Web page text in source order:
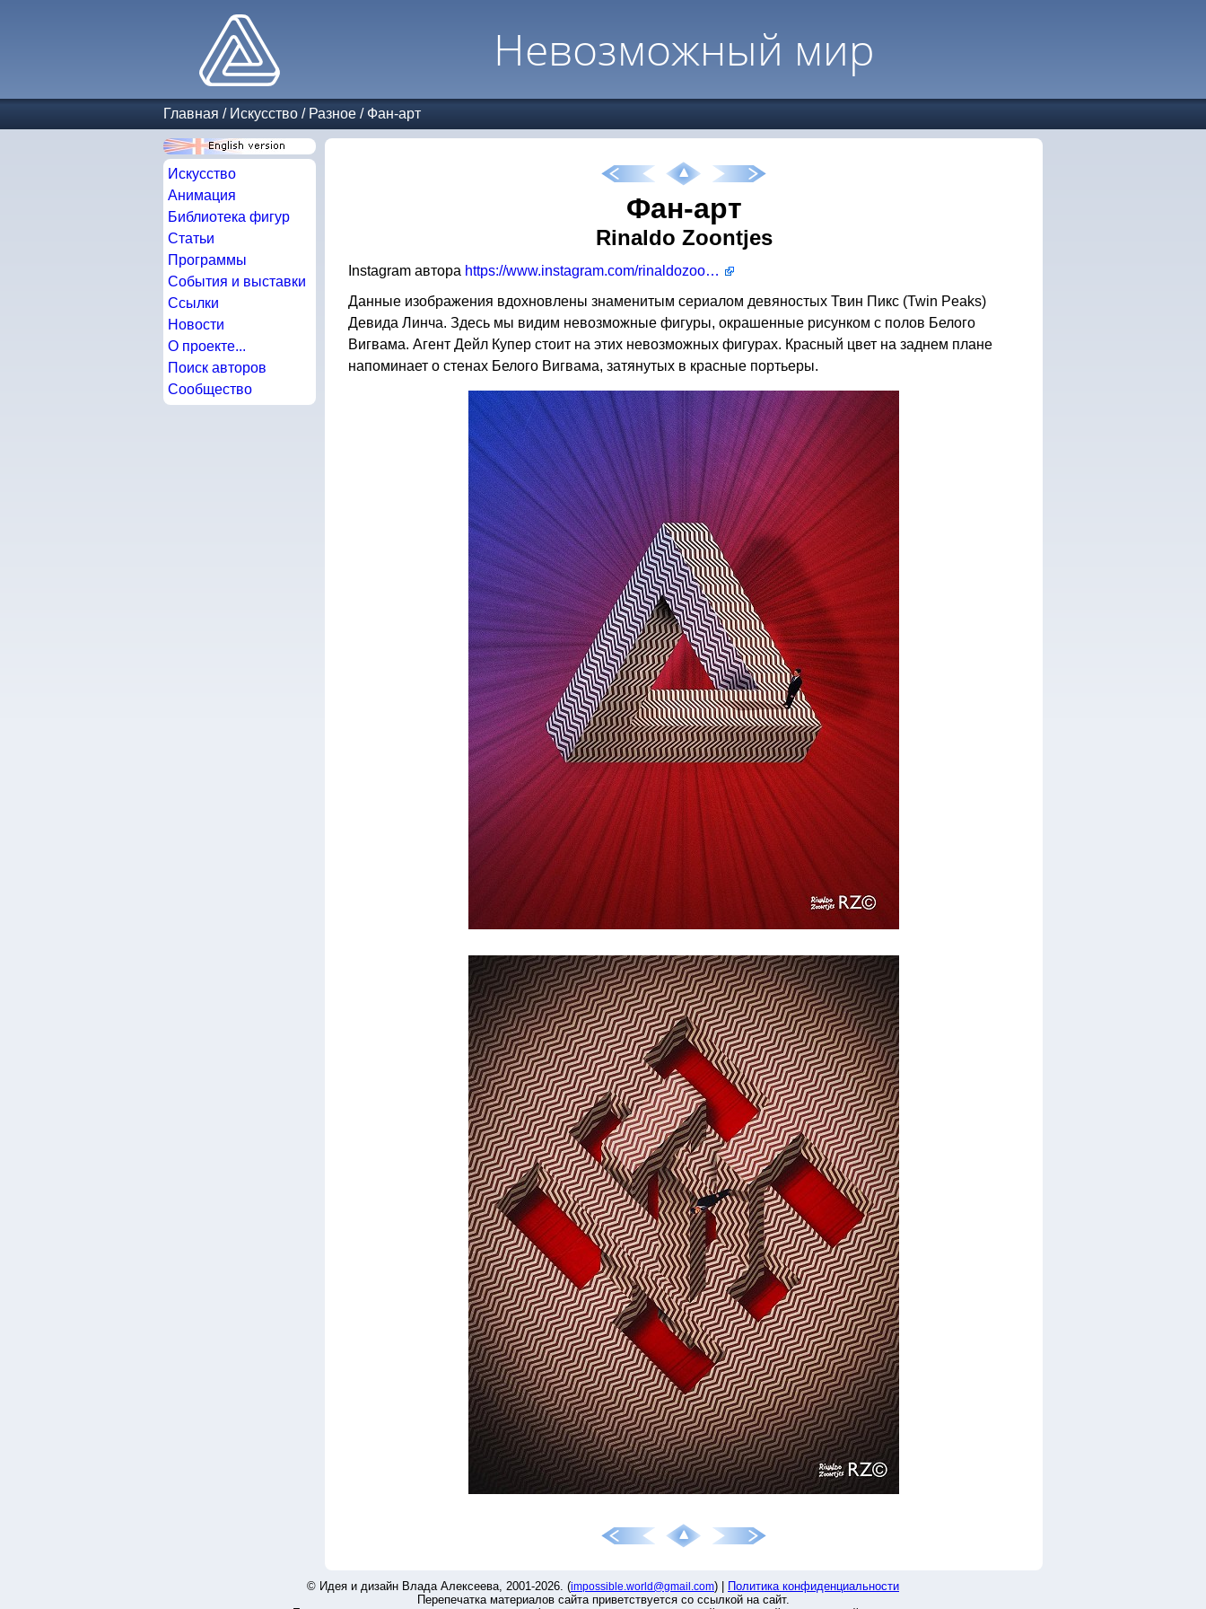
Невозможный мир
Главная / Искусство / Разное / Фан-арт
Искусство
Анимация
Библиотека фигур
Статьи
Программы
События и выставки
Ссылки
Новости
О проекте...
Поиск авторов
Сообщество
Фан-арт
Rinaldo Zoontjes
Instagram автора
https://www.instagram.com/rinaldozoontjes/
Данные изображения вдохновлены знаменитым сериалом девяностых Твин Пикс (Twin Peaks)
Девида Линча. Здесь мы видим невозможные фигуры, окрашенные рисунком с полов Белого
Вигвама. Агент Дейл Купер стоит на этих невозможных фигурах. Красный цвет на заднем плане
напоминает о стенах Белого Вигвама, затянутых в красные портьеры.
© Идея и дизайн Влада Алексеева, 2001-2026. (impossible.world@gmail.com) | Политика конфиденциальности
Перепечатка материалов сайта приветствуется со ссылкой на сайт.